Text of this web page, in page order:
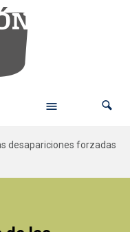
desapariciones forzadas